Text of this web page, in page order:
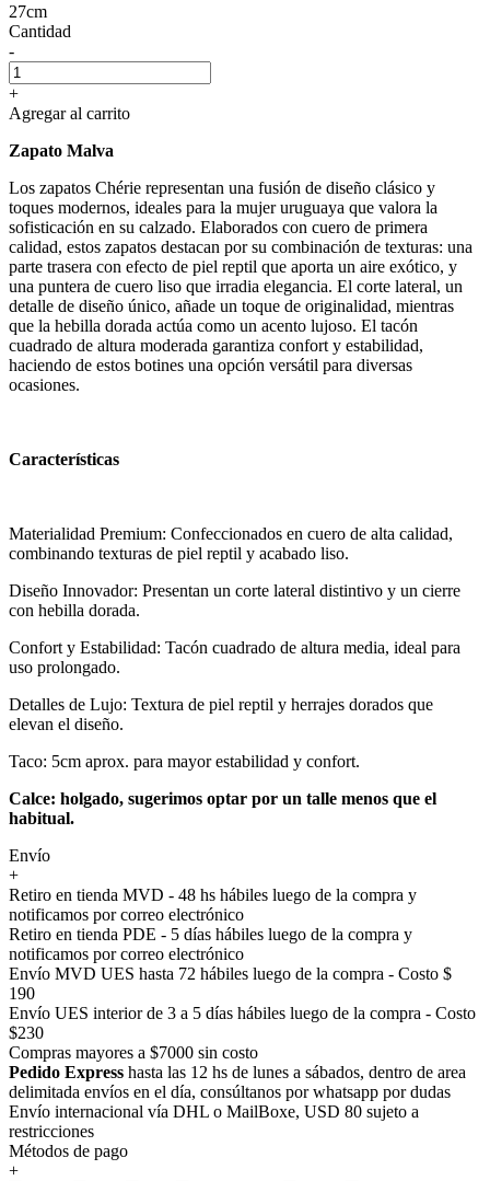
27cm
Cantidad
-
+
Agregar al carrito
Zapato Malva
Los zapatos Chérie representan una fusión de diseño clásico y
toques modernos, ideales para la mujer uruguaya que valora la
sofisticación en su calzado. Elaborados con cuero de primera
calidad, estos zapatos destacan por su combinación de texturas: una
parte trasera con efecto de piel reptil que aporta un aire exótico, y
una puntera de cuero liso que irradia elegancia. El corte lateral, un
detalle de diseño único, añade un toque de originalidad, mientras
que la hebilla dorada actúa como un acento lujoso. El tacón
cuadrado de altura moderada garantiza confort y estabilidad,
haciendo de estos botines una opción versátil para diversas
ocasiones.
Características
Materialidad Premium: Confeccionados en cuero de alta calidad,
combinando texturas de piel reptil y acabado liso.
Diseño Innovador: Presentan un corte lateral distintivo y un cierre
con hebilla dorada.
Confort y Estabilidad: Tacón cuadrado de altura media, ideal para
uso prolongado.
Detalles de Lujo: Textura de piel reptil y herrajes dorados que
elevan el diseño.
Taco: 5cm aprox. para mayor estabilidad y confort.
Calce: holgado, sugerimos optar por un talle menos que el
habitual.
Envío
+
Retiro en tienda MVD - 48 hs hábiles luego de la compra y
notificamos por correo electrónico
Retiro en tienda PDE - 5 días hábiles luego de la compra y
notificamos por correo electrónico
Envío MVD UES hasta 72 hábiles luego de la compra - Costo $
190
Envío UES interior de 3 a 5 días hábiles luego de la compra - Costo
$230
Compras mayores a $7000 sin costo
Pedido Express hasta las 12 hs de lunes a sábados, dentro de area
delimitada envíos en el día, consúltanos por whatsapp por dudas
Envío internacional vía DHL o MailBoxe, USD 80 sujeto a
restricciones
Métodos de pago
+